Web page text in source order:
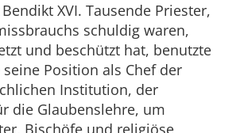
XVI. Tausende Priester,
schuldig waren,
und beschützt hat, benutzte
seine Position als Chef der
Institution, der
die Glaubenslehre, um
Bischöfe und religiöse